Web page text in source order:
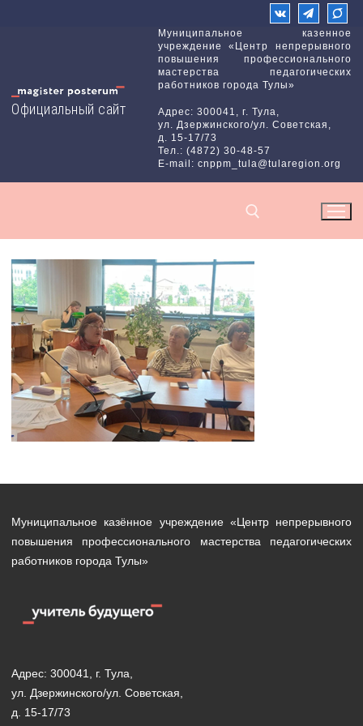
Официальный сайт
Муниципальное казенное
учреждение «Центр непрерывного
повышения профессионального
мастерства педагогических
работников города Тулы»
Адрес: 300041, г. Тула,
ул. Дзержинского/ул. Советская,
д. 15-17/73
Тел.: (4872) 30-48-57
E-mail: cnppm_tula@tularegion.org
Муниципальное казённое учреждение «Центр непрерывного
повышения профессионального мастерства педагогических
работников города Тулы»
Адрес: 300041, г. Тула,
ул. Дзержинского/ул. Советская,
д. 15-17/73